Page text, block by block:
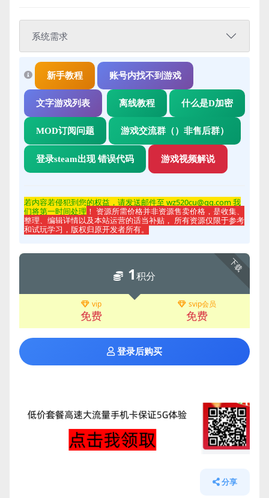
系统需求
新手教程 账号内找不到游戏
文字游戏列表 离线教程 什么是D加密
MOD订阅问题 游戏交流群（）非售后群）
登录steam出现 错误代码 游戏视频解说
若内容若侵犯到您的权益，请发送邮件至 wz520cu@qq.com 我
们将第一时间处理 ！ 资源所需价格并非资源售卖价格，是收集、
整理、编辑详情以及本站运营的适当补贴， 所有资源仅限于参考
和试玩学习，版权归原开发者所有。
下载
1积分
vip
免费
svip会员
免费
登录后购买
分享